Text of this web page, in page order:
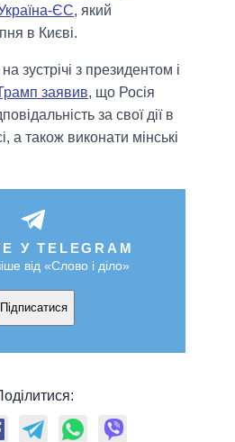
ЄС, який
в Києві.
зустрічі з президентом і
заявив, що Росія
за свої дії в
а також виконати мінські
У TELEGRAM
від «Слово і діло»
Підписатися